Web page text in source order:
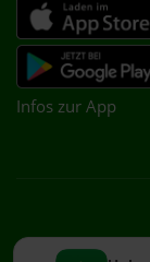
Infos zur App